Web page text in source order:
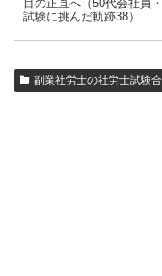
目の正直へ（50代会社員
試験に挑んだ軌跡38）
副業社労士の社労士試験